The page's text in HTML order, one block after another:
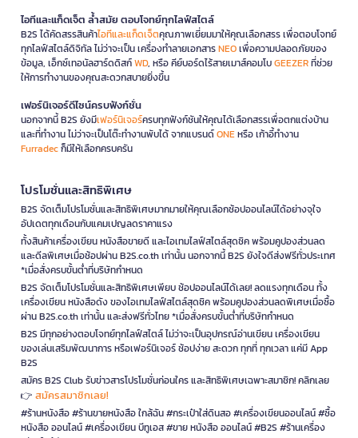
ไอทีและแก็ดเจ็ต ล้ำสมัย ตอบโจทย์ทุกไลฟ์สไตล์
B2S ได้คัดสรรสินค้าไอทีและแก็ดเจ็ตคุณภาพเยี่ยมมาให้คุณเลือกสรร เพื่อตอบโจทย์
ทุกไลฟ์สไตล์ดิจิทัล ไม่ว่าจะเป็น เครื่องทำลายเอกสารNEOเพื่อความปลอดภัยของ
ข้อมูล, เอ็กซ์เทอนัลฮาร์ดดิสก์WD, หรือ คีย์บอร์ดไร้สายเมาส์คอมโบGEEZERที่ช่วย
ให้การทำงานของคุณสะดวกสบายยิ่งขึ้น
เฟอร์นิเจอร์ดีไซน์ครบฟังก์ชั่น
นอกจากนี้ B2S ยังมีเฟอร์นิเจอร์ครบทุกฟังก์ชันให้คุณได้เลือกสรรเพื่อตกแต่งบ้าน
และที่ทำงาน ไม่ว่าจะเป็นโต๊ะทำงานพับได้ จากแบรนด์ONEหรือ เก้าอี้ทำงาน
Furradecก็มีให้เลือกครบครัน
โปรโมชั่นและสิทธิพิเศษ
B2S จัดเต็มโปรโมชั่นและสิทธิพิเศษมากมายให้คุณเลือกช้อปออนไลน์ได้อย่างจุใจ
อัปเดตทุกเดือนกับแคมเปญลดราคาแรง
ทั้งสินค้าเครื่องเขียน หนังสือขายดี และไอเทมไลฟ์สไตล์สุดชิค พร้อมคูปองส่วนลด
และดีลพิเศษเมื่อช้อปผ่าน B2S.co.th เท่านั้น นอกจากนี้ B2S ยังใจดีส่งฟรีทั่วประเทศ
*เมื่อสั่งครบขั้นต่ำที่บริษัทกำหนด
B2S จัดเต็มโปรโมชั่นและสิทธิพิเศษเพียบ ช้อปออนไลน์ได้เลย! ลดแรงทุกเดือน ทั้ง
เครื่องเขียน หนังสือดัง ของไอเทมไลฟ์สไตล์สุดชิค พร้อมคูปองส่วนลดพิเศษเมื่อซื้อ
ผ่าน B2S.co.th เท่านั้น และส่งฟรีทั่วไทย *เมื่อสั่งครบขั้นต่ำที่บริษัทกำหนด
B2S มีทุกอย่างตอบโจทย์ทุกไลฟ์สไตล์ ไม่ว่าจะเป็นอุปกรณ์อ่านเขียน เครื่องเขียน
ของเล่นเสริมพัฒนาการ หรือเฟอร์นิเจอร์ ช้อปง่าย สะดวก ทุกที่ ทุกเวลา แค่มี App
B2S
สมัคร B2S Club รับข่าวสารโปรโมชั่นก่อนใคร และสิทธิพิเศษเฉพาะสมาชิก! คลิกเลย
👉 สมัครสมาชิกเลย!
#ร้านหนังสือ #ร้านขายหนังสือ ใกล้ฉัน #กระเป๋าใส่ดินสอ #เครื่องเขียนออนไลน์ #ซื้อ
หนังสือ ออนไลน์ #เครื่องเขียน บีทูเอส #ขาย หนังสือ ออนไลน์ #B2S #ร้านเครื่อง